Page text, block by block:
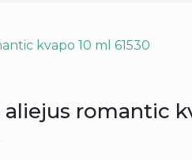
kvapo 10 ml 61530
aliejus romantic